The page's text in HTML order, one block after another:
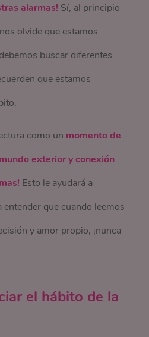
alarmas! Sí, al principio
olvide que estamos
buscar diferentes
que estamos
como un momento de
exterior y conexión
Esto le ayudará a
entender que cuando leemos
y amor propio, ¡nunca
el hábito de la